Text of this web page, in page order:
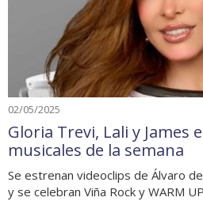
02/05/2025
Gloria Trevi, Lali y James
musicales de la semana
Se estrenan videoclips de Álvaro
y se celebran Viña Rock y WARM